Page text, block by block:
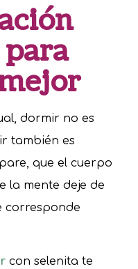
dormir no es
también es
que el cuerpo
la mente deje de
corresponde
con selenita te